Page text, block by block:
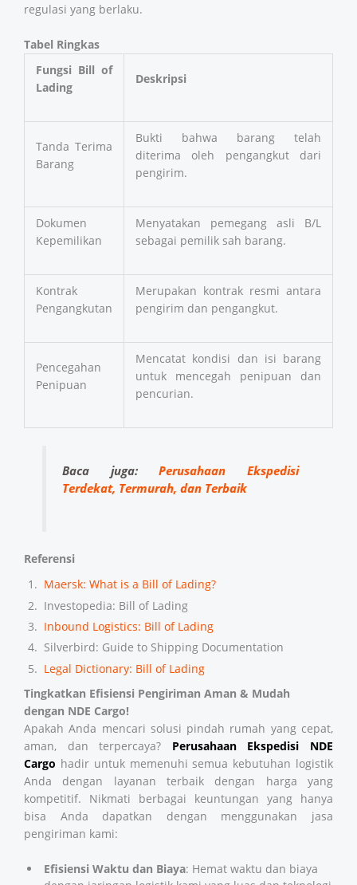
regulasi yang berlaku.
Tabel Ringkas
Fungsi Bill of
Lading
Deskripsi
Tanda Terima
Barang
Bukti bahwa barang telah
diterima oleh pengangkut dari
pengirim.
Dokumen
Kepemilikan
Menyatakan pemegang asli B/L
sebagai pemilik sah barang.
Kontrak
Pengangkutan
Merupakan kontrak resmi antara
pengirim dan pengangkut.
Pencegahan
Penipuan
Mencatat kondisi dan isi barang
untuk mencegah penipuan dan
pencurian.
Baca juga:Perusahaan Ekspedisi
Terdekat, Termurah, dan Terbaik
Referensi
Maersk: What is a Bill of Lading?
Investopedia: Bill of Lading
Inbound Logistics: Bill of Lading
Silverbird: Guide to Shipping Documentation
Legal Dictionary: Bill of Lading
Tingkatkan Efisiensi Pengiriman Aman & Mudah
dengan NDE Cargo!
Apakah Anda mencari solusi pindah rumah yang cepat,
aman, dan terpercaya? Perusahaan Ekspedisi NDE
Cargo hadir untuk memenuhi semua kebutuhan logistik
Anda dengan layanan terbaik dengan harga yang
kompetitif. Nikmati berbagai keuntungan yang hanya
bisa Anda dapatkan dengan menggunakan jasa
pengiriman kami:
Efisiensi Waktu dan Biaya: Hemat waktu dan biaya